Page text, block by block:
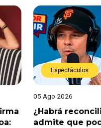
Espectáculos
05 Ago 2026
¿Habrá
admite que